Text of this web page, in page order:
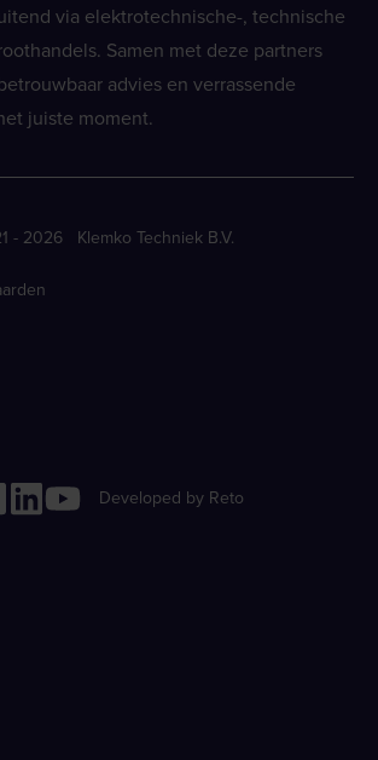
via elektrotechnische-, technische
Samen met deze partners
advies en verrassende
juiste moment.
2026 Klemko Techniek B.V.
Developed by Reto